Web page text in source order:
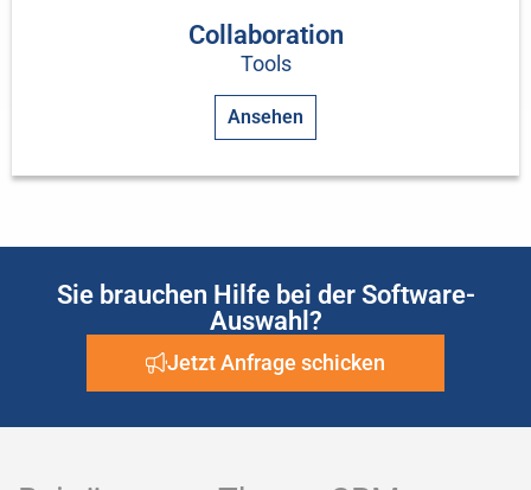
Collaboration
Tools
Ansehen
Sie brauchen Hilfe bei der Software-
Auswahl?
Jetzt Anfrage schicken